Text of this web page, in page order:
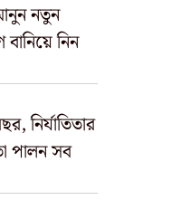
নতুন
নিন
নির্যাতিতার
পালন সব